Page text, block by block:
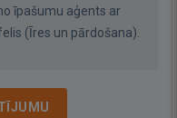
īpašumu aģents ar
(Īres un pārdošana).